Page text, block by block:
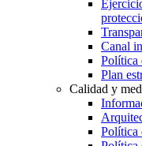
Canal
Política
Plan
Calidad y
Política